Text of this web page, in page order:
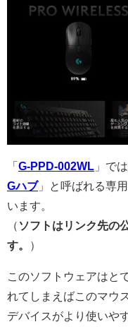
「 G-PPD-002WL 」で
Gハブ」と呼ばれる専
います。
（ ソフトはリンク先の
す。
）
このソフトウェアはと
れてしまえばこのマウ
デバイスがより使いや